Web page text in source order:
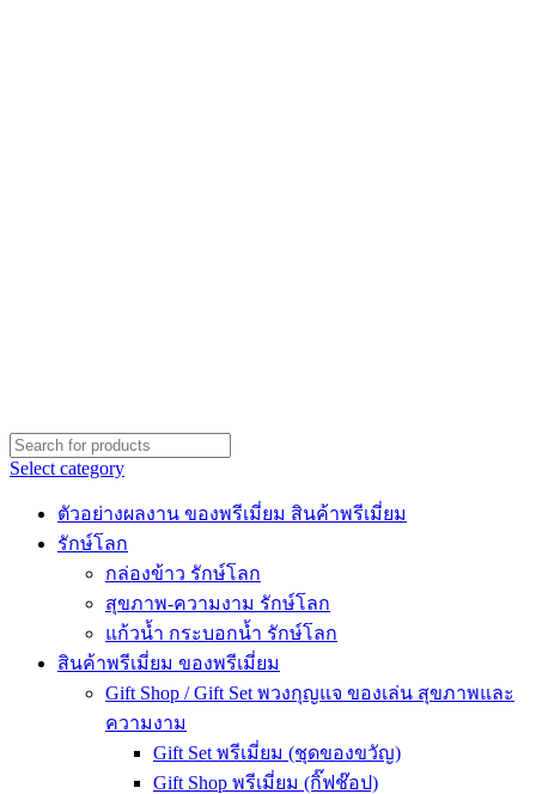
Select category
ตัวอย่างผลงาน ของพรีเมี่ยม สินค้าพรีเมี่ยม
รักษ์โลก
กล่องข้าว รักษ์โลก
สุขภาพ-ความงาม รักษ์โลก
แก้วน้ำ กระบอกน้ำ รักษ์โลก
สินค้าพรีเมี่ยม ของพรีเมี่ยม
Gift Shop / Gift Set พวงกุญแจ ของเล่น สุขภาพและ
ความงาม
Gift Set พรีเมี่ยม (ชุดของขวัญ)
Gift Shop พรีเมี่ยม (กิ๊ฟช๊อป)